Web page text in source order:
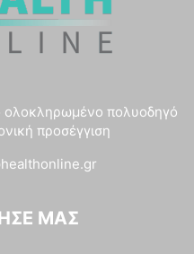
ολοκληρωμένο πολυοδηγό
προσέγγιση
ΜΑΣ